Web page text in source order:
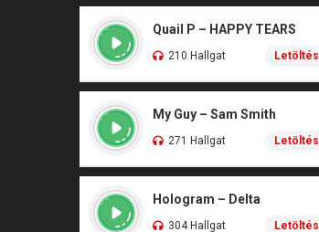
Quail P – HAPPY TEARS
210 Hallgat Letöltés
My Guy – Sam Smith
271 Hallgat Letöltés
Hologram – Delta
304 Hallgat Letöltés